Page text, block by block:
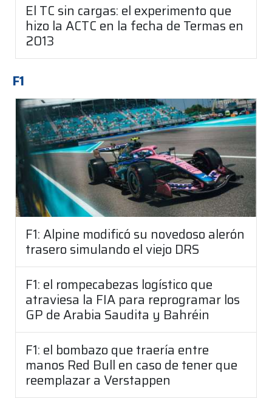
El TC sin cargas: el experimento que
hizo la ACTC en la fecha de Termas en
2013
F1
F1: Alpine modificó su novedoso alerón
trasero simulando el viejo DRS
F1: el rompecabezas logístico que
atraviesa la FIA para reprogramar los
GP de Arabia Saudita y Bahréin
F1: el bombazo que traería entre
manos Red Bull en caso de tener que
reemplazar a Verstappen